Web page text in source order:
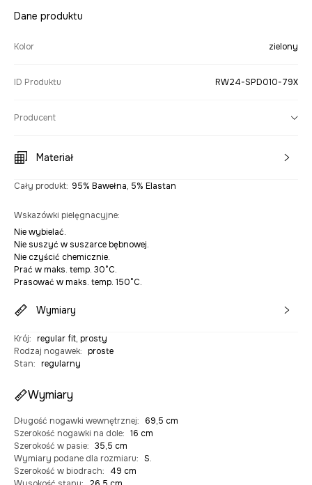
Dane produktu
Kolor zielony
ID Produktu RW24-SPD010-79X
Producent
Materiał
Cały produkt: 95% Bawełna, 5% Elastan
Wskazówki pielęgnacyjne:
Nie wybielać.
Nie suszyć w suszarce bębnowej.
Nie czyścić chemicznie.
Prać w maks. temp. 30°C.
Prasować w maks. temp. 150°C.
Wymiary
Krój: regular fit, prosty
Rodzaj nogawek: proste
Stan: regularny
Wymiary
Długość nogawki wewnętrznej:
69,5 cm
Szerokość nogawki na dole: 16 cm
Szerokość w pasie: 35,5 cm
Wymiary podane dla rozmiaru: S.
Szerokość w biodrach:
49 cm